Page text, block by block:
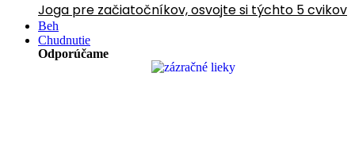
Joga pre začiatočníkov, osvojte si týchto 5 cvikov
Beh
Chudnutie
Odporúčame